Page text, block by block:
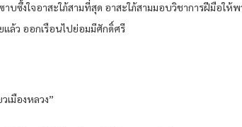
บซึ้งใจอาสะใภ้สามที่สุด อาสะใภ้สามมอบวิชาการฝีมือให้
ล้ว ออกเรือนไปย่อมมีศักดิ์ศรี
เมืองหลวง”